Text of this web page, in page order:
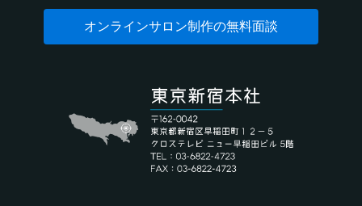
オンラインサロン制作の無料面談